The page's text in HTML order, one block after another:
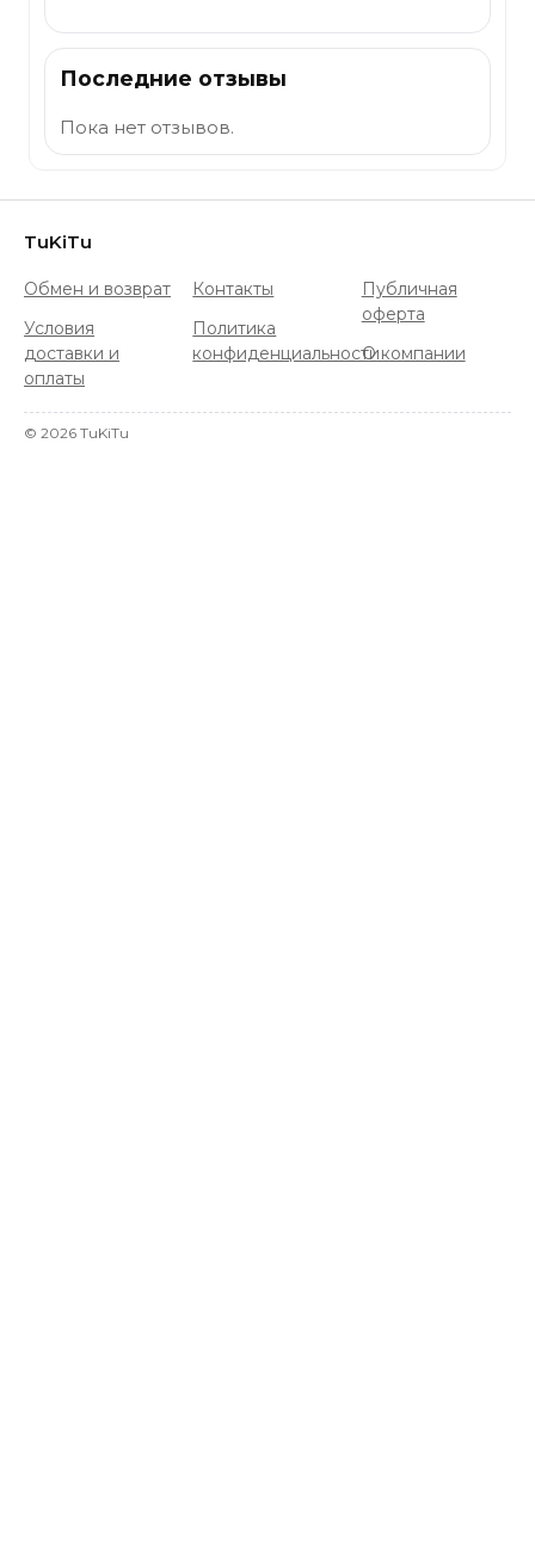
Последние отзывы
Пока нет отзывов.
TuKiTu
Обмен и возврат
Условия
доставки и
оплаты
Контакты
Политика
конфиденциальности
Публичная
оферта
О компании
© 2026 TuKiTu